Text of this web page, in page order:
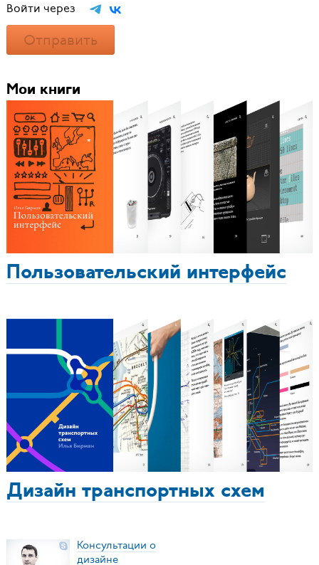
Войти через
Отправить
Мои книги
Пользовательский интерфейс
Дизайн транспортных схем
Консультации о
дизайне